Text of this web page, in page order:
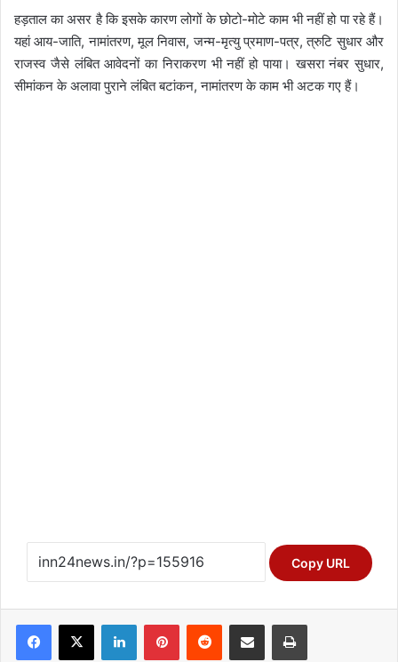
हड़ताल का असर है कि इसके कारण लोगों के छोटो-मोटे काम भी नहीं हो पा रहे हैं।
यहां आय-जाति, नामांतरण, मूल निवास, जन्म-मृत्यु प्रमाण-पत्र, त्रुटि सुधार और
राजस्व जैसे लंबित आवेदनों का निराकरण भी नहीं हो पाया। खसरा नंबर सुधार,
सीमांकन के अलावा पुराने लंबित बटांकन, नामांतरण के काम भी अटक गए हैं।
Copy URL
Facebook
X LinkedInPinterestReddit Share via Email Print